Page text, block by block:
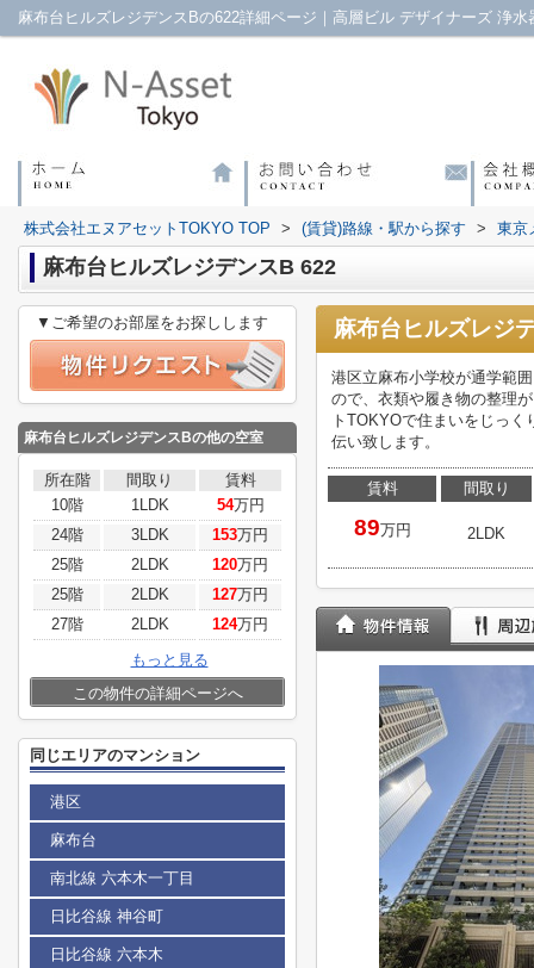
株式会社エヌアセットTOKYO TOP > (賃貸)路線・駅から探す > 東京
麻布台ヒルズレジデンスB 622
麻布台ヒルズレジ
港区立麻布小学校が通学範
ので、衣類や履き物の整理
トTOKYOで住まいをじっ
伝い致します。
賃料
89万円
間取り
2LDK
▼ご希望のお部屋をお探しします
麻布台ヒルズレジデンスBの他の空室
所在階 間取り
賃料
10階
1LDK 54万円
24階
3LDK 153万円
25階
2LDK 120万円
25階
2LDK 127万円
27階
2LDK 124万円
もっと見る
この物件の詳細ページへ
同じエリアのマンション
港区
麻布台
南北線 六本木一丁目
日比谷線 神谷町
日比谷線 六本木